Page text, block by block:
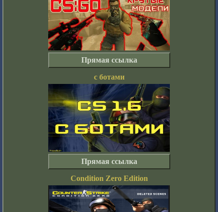
Прямая ссылка
с ботами
Прямая ссылка
Condition Zero Edition